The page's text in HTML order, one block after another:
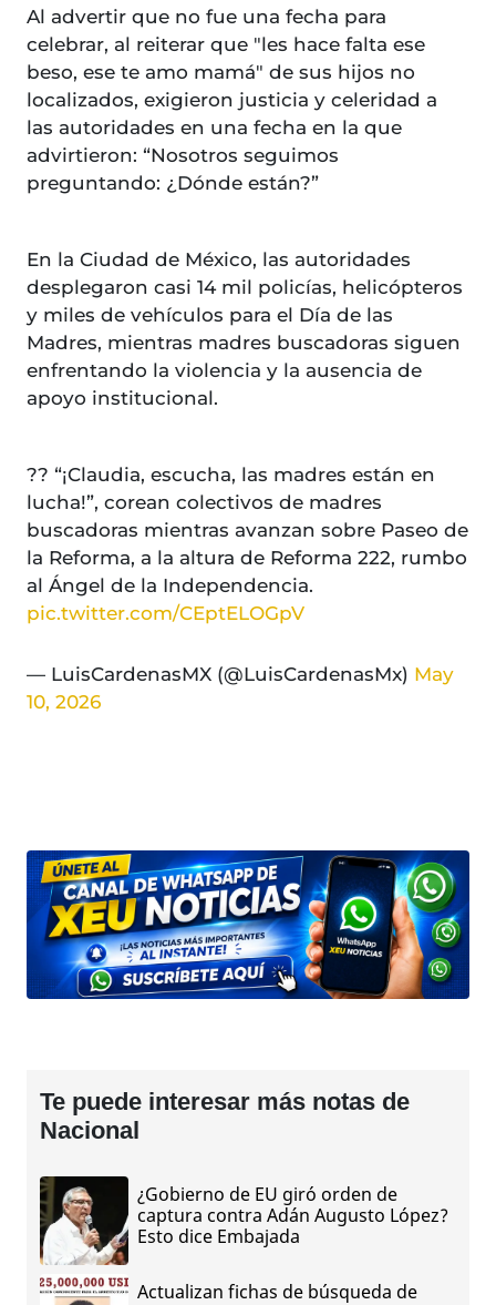
Al advertir que no fue una fecha para
celebrar, al reiterar que "les hace falta ese
beso, ese te amo mamá" de sus hijos no
localizados, exigieron justicia y celeridad a
las autoridades en una fecha en la que
advirtieron: “Nosotros seguimos
preguntando: ¿Dónde están?”
En la Ciudad de México, las autoridades
desplegaron casi 14 mil policías, helicópteros
y miles de vehículos para el Día de las
Madres, mientras madres buscadoras siguen
enfrentando la violencia y la ausencia de
apoyo institucional.
?? “¡Claudia, escucha, las madres están en
lucha!”, corean colectivos de madres
buscadoras mientras avanzan sobre Paseo de
la Reforma, a la altura de Reforma 222, rumbo
al Ángel de la Independencia.
pic.twitter.com/CEptELOGpV
— LuisCardenasMX (@LuisCardenasMx) May
10, 2026
Te puede interesar más notas de
Nacional
¿Gobierno de EU giró orden de
captura contra Adán Augusto López?
Esto dice Embajada
Actualizan fichas de búsqueda de